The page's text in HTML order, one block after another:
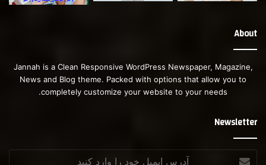
About
Jannah is a Clean Responsive WordPress Newspaper, Magazine,
News and Blog theme. Packed with options that allow you to
completely customize your website to your needs.
Newsletter